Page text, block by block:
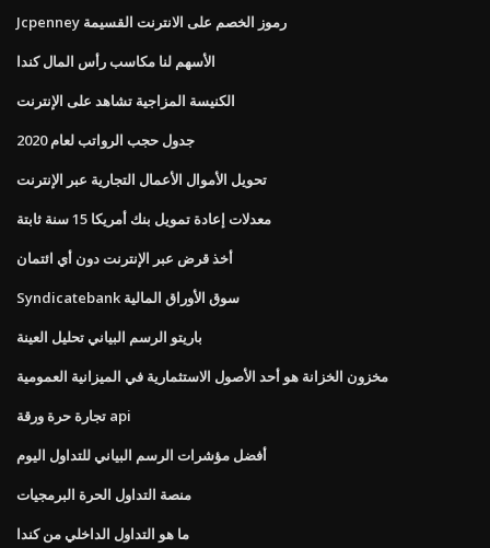
Jcpenney رموز الخصم على الانترنت القسيمة
الأسهم لنا مكاسب رأس المال كندا
الكنيسة المزاجية تشاهد على الإنترنت
جدول حجب الرواتب لعام 2020
تحويل الأموال الأعمال التجارية عبر الإنترنت
معدلات إعادة تمويل بنك أمريكا 15 سنة ثابتة
أخذ قرض عبر الإنترنت دون أي ائتمان
Syndicatebank سوق الأوراق المالية
باريتو الرسم البياني تحليل العينة
مخزون الخزانة هو أحد الأصول الاستثمارية في الميزانية العمومية
تجارة حرة ورقة api
أفضل مؤشرات الرسم البياني للتداول اليوم
منصة التداول الحرة البرمجيات
ما هو التداول الداخلي من كندا